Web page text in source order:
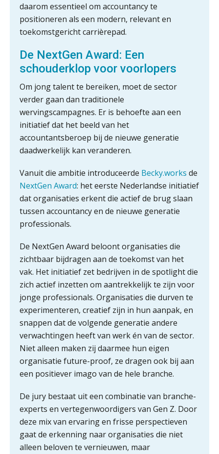
daarom essentieel om accountancy te
positioneren als een modern, relevant en
toekomstgericht carrièrepad.
De NextGen Award: Een
schouderklop voor voorlopers
Om jong talent te bereiken, moet de sector
verder gaan dan traditionele
wervingscampagnes. Er is behoefte aan een
initiatief dat het beeld van het
accountantsberoep bij de nieuwe generatie
daadwerkelijk kan veranderen.
Vanuit die ambitie introduceerde Becky.works de
NextGen Award: het eerste Nederlandse initiatief
dat organisaties erkent die actief de brug slaan
tussen accountancy en de nieuwe generatie
professionals.
De NextGen Award beloont organisaties die
zichtbaar bijdragen aan de toekomst van het
vak. Het initiatief zet bedrijven in de spotlight die
zich actief inzetten om aantrekkelijk te zijn voor
jonge professionals. Organisaties die durven te
experimenteren, creatief zijn in hun aanpak, en
snappen dat de volgende generatie andere
verwachtingen heeft van werk én van de sector.
Niet alleen maken zij daarmee hun eigen
organisatie future-proof, ze dragen ook bij aan
een positiever imago van de hele branche.
De jury bestaat uit een combinatie van branche-
experts en vertegenwoordigers van Gen Z. Door
deze mix van ervaring en frisse perspectieven
gaat de erkenning naar organisaties die niet
alleen beloven te vernieuwen, maar
met Twinfield, Exact Online en
Snelstart
Van Mook: “Met Minox Focus wil ik
Van losse vastlegging naar
aantoonbare grip op KYC en de Wwft
Woord & Daad: “Van wildgroei naar
een structuur die iedereen begrijpt”
Te veel tijd kwijt aan
factuurverwerking? Dit is hoe AI het
oplost
belast met btw
Best FinTech Startup of the Year
België
ICT & AI | Volledig automatische
Hierom zijn webshopondernemers
extra kwetsbaar voor
boekhoudfouten
Blog | Aandachtspunten bij de
transitie in verband met de Wet
toekomst pensioenen voor de
werkgever
klant
Duizenden Nederlanders in de knel
door Amerikaanse belastingwet
Het functiegemak van de INT bij